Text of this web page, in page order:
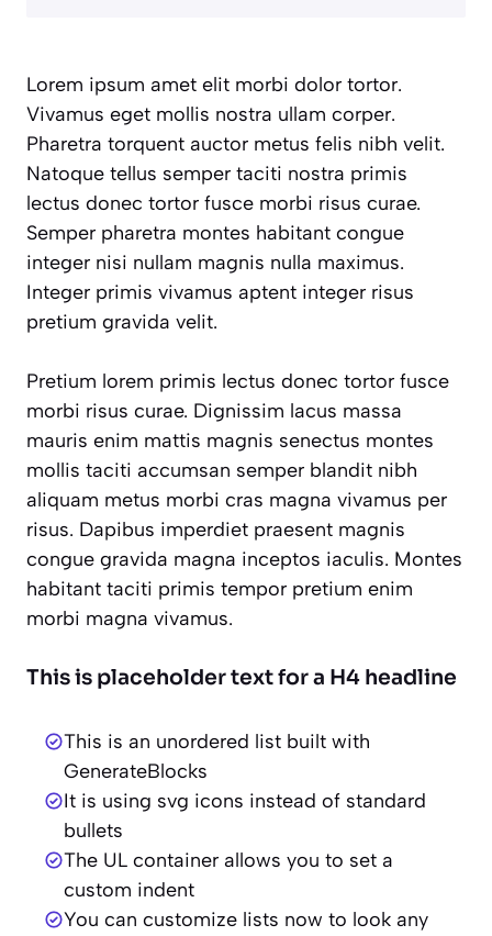
Lorem ipsum amet elit morbi dolor tortor.
Vivamus eget mollis nostra ullam corper.
Pharetra torquent auctor metus felis nibh velit.
Natoque tellus semper taciti nostra primis
lectus donec tortor fusce morbi risus curae.
Semper pharetra montes habitant congue
integer nisi nullam magnis nulla maximus.
Integer primis vivamus aptent integer risus
pretium gravida velit.
Pretium lorem primis lectus donec tortor fusce
morbi risus curae. Dignissim lacus massa
mauris enim mattis magnis senectus montes
mollis taciti accumsan semper blandit nibh
aliquam metus morbi cras magna vivamus per
risus. Dapibus imperdiet praesent magnis
congue gravida magna inceptos iaculis. Montes
habitant taciti primis tempor pretium enim
morbi magna vivamus.
This is placeholder text for a H4 headline
This is an unordered list built with
GenerateBlocks
It is using svg icons instead of standard
bullets
The UL container allows you to set a
custom indent
You can customize lists now to look any